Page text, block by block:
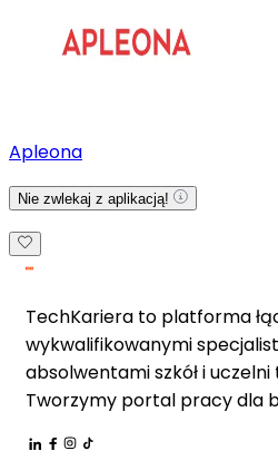
Apleona
Nie zwlekaj z aplikacją!
TechKariera to platforma
wykwalifikowanymi
absolwentami szkół i
Tworzymy portal pracy dla